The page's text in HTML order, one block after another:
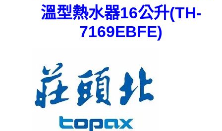
溫型熱水器16公升(TH-
7169EBFE)